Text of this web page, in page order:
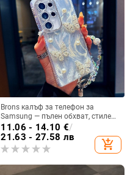
Brons калъф за телефон за
Samsung — пълен обхват, стилен
и креативен дизайн, TPU
материал, удароустойчив
11.06 - 14.10 €/
21.63 - 27.58 лв
add_shopping_cart